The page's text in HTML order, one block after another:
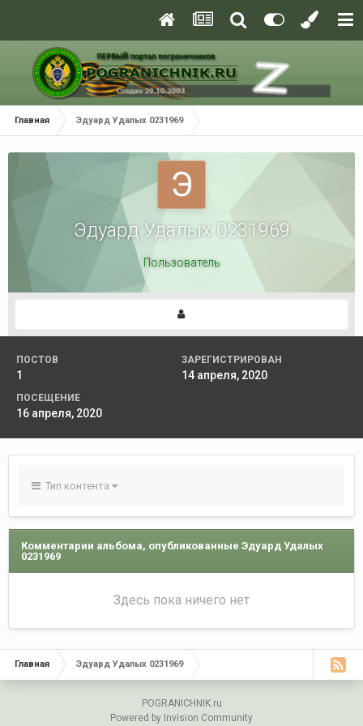
Главная Эдуард Удалых 0231969
Эдуард Удалых 0231969
Пользователь
ПОСТОВ
1
ЗАРЕГИСТРИРОВАН
14 апреля, 2020
ПОСЕЩЕНИЕ
16 апреля, 2020
Тип контента
Комментарии альбома, опубликованные Эдуард Удалых
0231969
Здесь пока ничего нет
Главная Эдуард Удалых 0231969
POGRANICHNIK.ru
Powered by Invision Community